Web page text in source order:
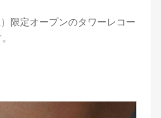
限定オープンのタワーレコー